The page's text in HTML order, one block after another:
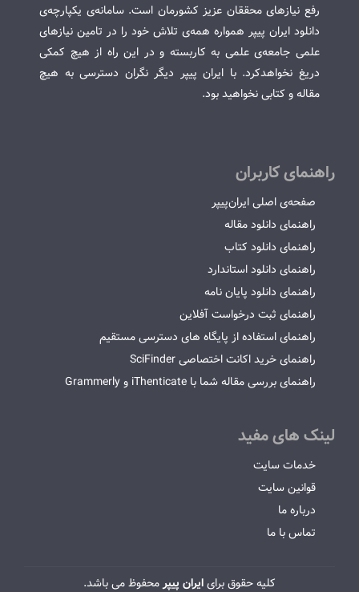
رفع نیازهای محققان عزیز کشورمان است. سامانه‌ی یکپارچه‌ی
دانلود ایران پیپر همواره همه‌ی تلاش خود را در تامین نیازهای
علمی جامعه‌ی علمی به کاربسته و در این راه از هیچ کمکی
دریغ نخواهدکرد. با ایران پیپر دیگر نگران دسترسی به هیچ
مقاله و کتابی نخواهید بود.
راهنمای کاربران
صفحه‌ی اصلی ایران‌پیپر
راهنمای دانلود مقاله
راهنمای دانلود کتاب
راهنمای دانلود استاندارد
راهنمای دانلود پایان نامه
راهنمای ثبت درخواست آفلاین
راهنمای استفاده از پایگاه های دسترسی مستقیم
راهنمای خرید اکانت اختصاصی SciFinder
راهنمای بررسی مقاله شما با iThenticate و Grammerly
لینک های مفید
خدمات سایت
قوانین سایت
درباره ما
تماس با ما
کلیه حقوق برایایران پیپرمحفوظ می باشد.